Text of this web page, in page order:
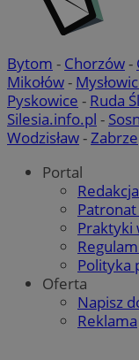
Bytom - Chorzów-
Mikołów-
Pyskowice - Ruda
Silesia.info.pl -
Wodzisław-Zabrze
Portal
Redakcja
Praktyki
Polityka
Oferta
Napisz
Reklama